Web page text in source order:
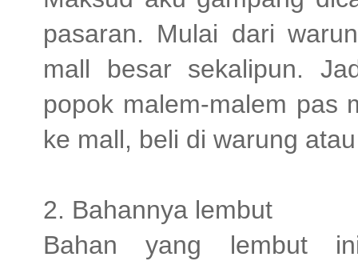
pasaran. Mulai dari
mall besar sekalipun.
popok malem-malem pas
ke mall, beli di warung
2. Bahannya lembut
Bahan yang lembut